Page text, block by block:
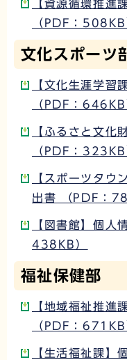
【資源循環推進
（PDF：508KB
文化スポーツ
【文化生涯学習
（PDF：646KB
【ふるさと文化
（PDF：323KB
【スポーツタウ
出書 （PDF：
【図書館】個人
438KB）
福祉保健部
【地域福祉推進
（PDF：671KB
【生活福祉課】